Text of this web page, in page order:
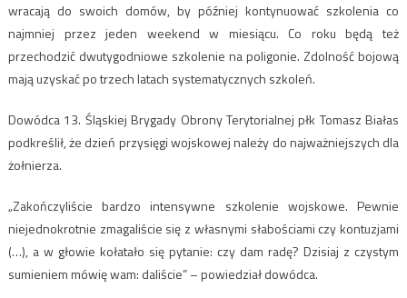
wracają do swoich domów, by później kontynuować szkolenia co
najmniej przez jeden weekend w miesiącu. Co roku będą też
przechodzić dwutygodniowe szkolenie na poligonie. Zdolność bojową
mają uzyskać po trzech latach systematycznych szkoleń.
Dowódca 13. Śląskiej Brygady Obrony Terytorialnej płk Tomasz Białas
podkreślił, że dzień przysięgi wojskowej należy do najważniejszych dla
żołnierza.
„Zakończyliście bardzo intensywne szkolenie wojskowe. Pewnie
niejednokrotnie zmagaliście się z własnymi słabościami czy kontuzjami
(…), a w głowie kołatało się pytanie: czy dam radę? Dzisiaj z czystym
sumieniem mówię wam: daliście” – powiedział dowódca.